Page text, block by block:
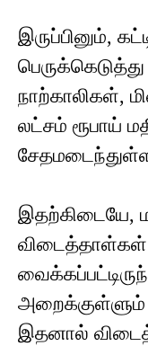
இருப்பினும்,
நாற்காலிகள்,
லட்சம் ரூபாய்
இதற்கிடையே,
விடைத்தாள்கள்
அறைக்குள்ளும்
இதனால்